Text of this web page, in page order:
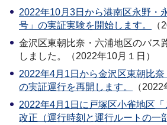
2022年10月3日から港南区永野・
号」の実証実験を開始します。
（
金沢区東朝比奈・六浦地区のバス
しました。（2022年10月１日）
2022年4月1日から金沢区東朝比
の実証運行を再開します。
（2022
2022年4月1日に戸塚区小雀地区
改正（運行時刻と運行ルートの一